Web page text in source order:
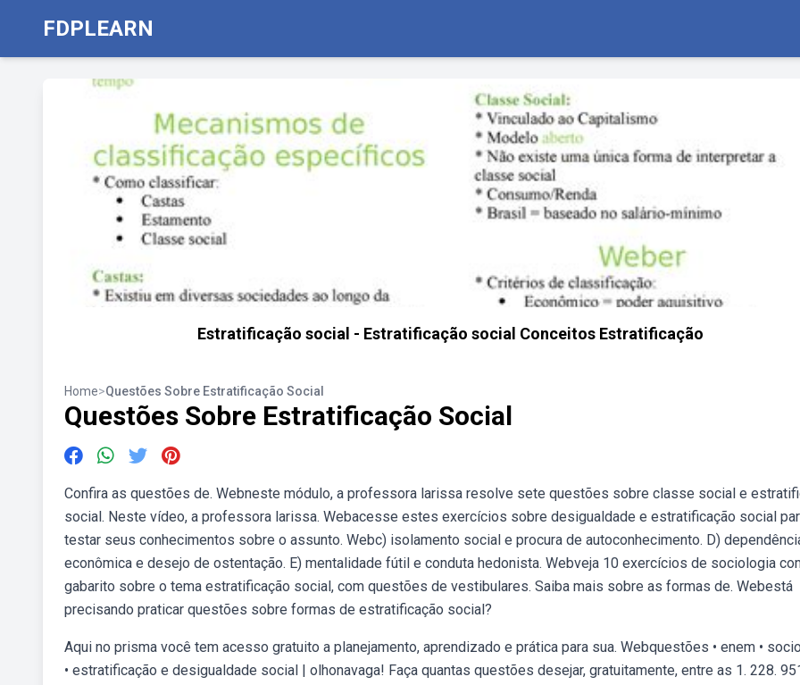
FDPLEARN
Estratificação social - Estratificação social Conceitos Estratificação
Home>Questões Sobre Estratificação Social
Questões Sobre Estratificação Social
Confira as questões de. Webneste módulo, a professora larissa resolve sete questões sobre classe social e
social. Neste vídeo, a professora larissa. Webacesse estes exercícios sobre desigualdade e estratificação social
testar seus conhecimentos sobre o assunto. Webc) isolamento social e procura de autoconhecimento. D)
econômica e desejo de ostentação. E) mentalidade fútil e conduta hedonista. Webveja 10 exercícios de sociologia
gabarito sobre o tema estratificação social, com questões de vestibulares. Saiba mais sobre as formas de. Webestá
precisando praticar questões sobre formas de estratificação social?
Aqui no prisma você tem acesso gratuito a planejamento, aprendizado e prática para sua. Webquestões • enem •
• estratificação e desigualdade social | olhonavaga! Faça quantas questões desejar, gratuitamente, entre as 1. 228.